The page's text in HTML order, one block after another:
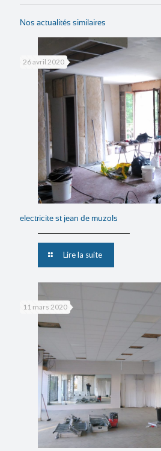
Nos actualités similaires
26 avril 2020
electricite st jean de muzols
Lire la suite
11 mars 2020